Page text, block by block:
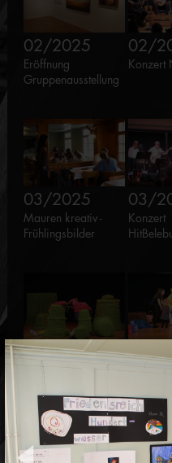
02/2025
Eröffnung
Gruppenausstellung
02/
Konzert
03/2025
Mauren kreativ -
Frühlingsbilder
03/
Konzert
03/2025
Figurentheater
04/